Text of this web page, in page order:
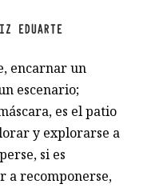
EDUARTE
encarnar un
escenario;
es el patio
y explorarse a
si es
a recomponerse,